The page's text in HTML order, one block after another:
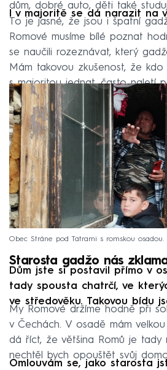
dům, dobré auto, děti také
I v majoritě se dá narazit na
To je jasné, že jsou i špatní
Romové musíme bílé poznat
se naučili rozeznávat, který
Mám takovou zkušenost, že kdo
s majoritou jednat, často naletí
Obec Stráne pod Tatrami s romskou osadou.
Starosta gadžo nás
Dům jste si postavil přímo v
tady spousta chatrčí, ve
ve středověku. Takovou bídu
My Romové držíme hodně při
v Čechách. V osadě mám
dá říct, že většina Romů je tady
nechtěl bych opouštět svůj
Omlouvám se, jako starosta